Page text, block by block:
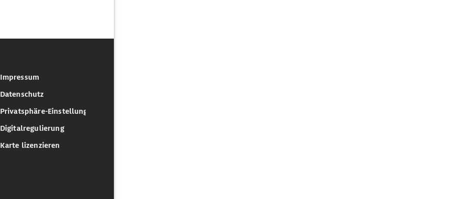
Impressum
Datenschutz
Privatsphäre-Einstellungen
Digitalregulierung
Karte lizenzieren